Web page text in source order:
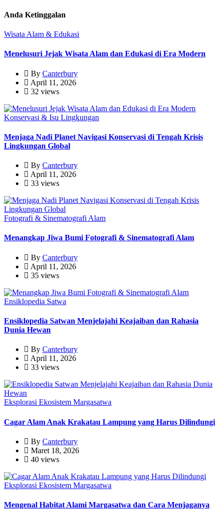
Anda Ketinggalan
Wisata Alam & Edukasi
Menelusuri Jejak Wisata Alam dan Edukasi di Era Modern
By Canterbury
April 11, 2026
32 views
Konservasi & Isu Lingkungan
Menjaga Nadi Planet Navigasi Konservasi di Tengah Krisis
Lingkungan Global
By Canterbury
April 11, 2026
33 views
Fotografi & Sinematografi Alam
Menangkap Jiwa Bumi Fotografi & Sinematografi Alam
By Canterbury
April 11, 2026
35 views
Ensiklopedia Satwa
Ensiklopedia Satwan Menjelajahi Keajaiban dan Rahasia
Dunia Hewan
By Canterbury
April 11, 2026
33 views
Eksplorasi Ekosistem Margasatwa
Cagar Alam Anak Krakatau Lampung yang Harus Dilindungi
By Canterbury
Maret 18, 2026
40 views
Eksplorasi Ekosistem Margasatwa
Mengenal Habitat Alami Margasatwa dan Cara Menjaganya